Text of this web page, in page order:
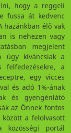
hogy a reggeli
fussa át kedvenc
hazánkban élő vak
is nehezen vagy
megjelent
úgy kíváncsiak a
felfedezésekre, a
egy vicces
és adó 1%-ának
és gyengénlátó
az Önnek fontos
a felolvasott
közösségi portál